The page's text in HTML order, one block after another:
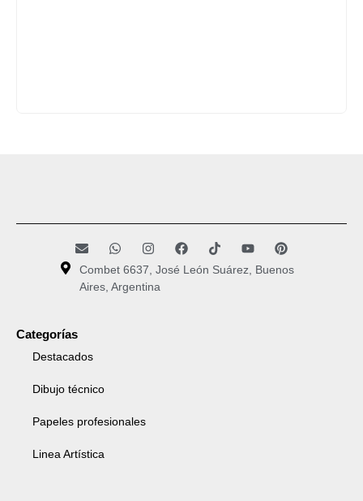
Combet 6637, José León Suárez, Buenos
Aires, Argentina
Categorías
Destacados
Dibujo técnico
Papeles profesionales
Linea Artística